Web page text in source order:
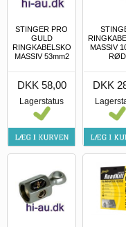
STINGER PRO
GULD
RINGKABELSKO
MASSIV 53mm2
DKK 58,00
Lagerstatus
MASSIV
RØD
DKK